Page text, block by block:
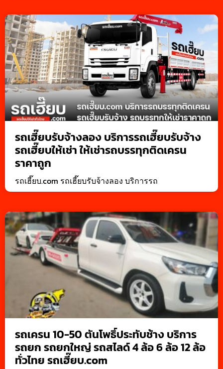
รถเฮี๊ยบรับจ้างลอง บริการรถเฮี๊ยบรับจ้าง
รถเฮี๊ยบให้เช่า ให้เช่ารถบรรทุกติดเครน
ราคาถูก
รถเฮี๊ยบ.com รถเฮี๊ยบรับจ้างลอง บริการรถ
รถเครน 10-50 ตันโพธิ์ประทับช้าง บริการ
รถยก รถยกใหญ่ รถสไลด์ 4 ล้อ 6 ล้อ 12 ล้อ
ทั่วไทย รถเฮี๊ยบ.com